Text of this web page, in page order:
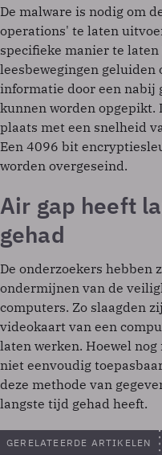
De malware is nodig om
operations' te laten
specifieke manier te laten
leesbewegingen geluiden
informatie door een nabij
kunnen worden opgepikt.
plaats met een snelheid
Een 4096 bit
worden overgeseind.
Air gap heeft
gehad
De onderzoekers hebben
ondermijnen van de
computers. Zo slaagden
videokaart van een
laten werken. Hoewel
niet eenvoudig
deze methode van
langste tijd gehad heeft.
GERELATEERDE ARTIKELEN